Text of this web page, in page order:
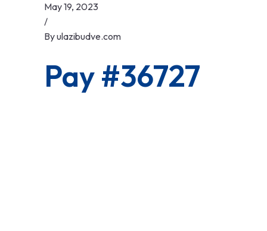
May 19, 2023
/
Byulazibudve.com
Pay #36727